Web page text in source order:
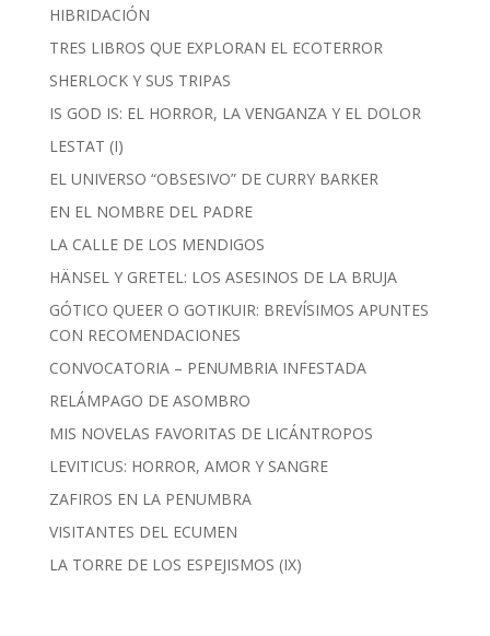
HIBRIDACIÓN
TRES LIBROS QUE EXPLORAN EL ECOTERROR
SHERLOCK Y SUS TRIPAS
IS GOD IS: EL HORROR, LA VENGANZA Y EL DOLOR
LESTAT (I)
EL UNIVERSO “OBSESIVO” DE CURRY BARKER
EN EL NOMBRE DEL PADRE
LA CALLE DE LOS MENDIGOS
HÄNSEL Y GRETEL: LOS ASESINOS DE LA BRUJA
GÓTICO QUEER O GOTIKUIR: BREVÍSIMOS APUNTES
CON RECOMENDACIONES
CONVOCATORIA – PENUMBRIA INFESTADA
RELÁMPAGO DE ASOMBRO
MIS NOVELAS FAVORITAS DE LICÁNTROPOS
LEVITICUS: HORROR, AMOR Y SANGRE
ZAFIROS EN LA PENUMBRA
VISITANTES DEL ECUMEN
LA TORRE DE LOS ESPEJISMOS (IX)